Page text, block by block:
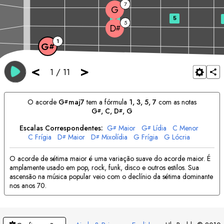
< 1 / 11 >
G# 1
D# 5
G 7
3 5
O acorde G#maj7tem a fórmula 1, 3, 5, 7com as notas
G#, C, D#, G
Escalas Correspondentes: G# Maior G# Lídia C Menor
C Frígia D# Maior D# Mixolídia G Frígia G Lócria
O acorde de sétima maior é uma variação suave do acorde maior. É
amplamente usado em pop, rock, funk, disco e outros estilos. Sua
ascensão na música popular veio com o declínio da sétima dominante
nos anos 70.